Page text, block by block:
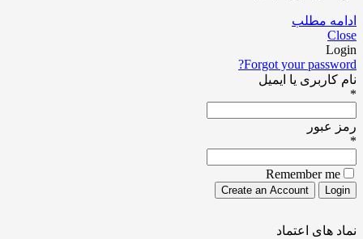
ادامه مطلب
Close
Login
Forgot your password?
نام کاربری یا ایمیل
*
رمز عبور
*
Remember me
نماد های اعتماد